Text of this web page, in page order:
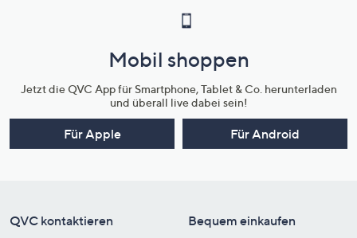
Mobil shoppen
Jetzt die QVC App für Smartphone, Tablet & Co. herunterladen
und überall live dabei sein!
Für Apple Für Android
QVC kontaktieren Bequem einkaufen